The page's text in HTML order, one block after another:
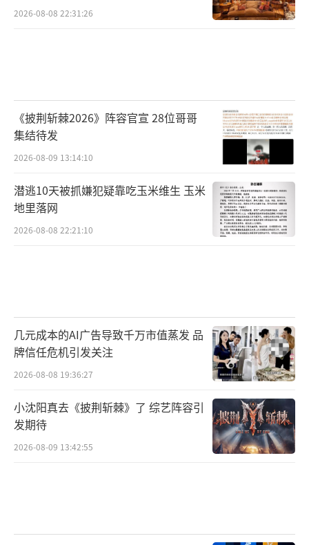
2026-08-08 22:31:26
《披荆斩棘2026》阵容官宣 28位哥哥
集结待发
2026-08-09 13:14:10
潜逃10天被抓嫌犯疑靠吃玉米维生 玉米
地里落网
2026-08-08 22:21:10
几元成本的AI广告导致千万市值蒸发 品
牌信任危机引发关注
2026-08-08 19:36:27
小沈阳真去《披荆斩棘》了 综艺阵容引
发期待
2026-08-09 13:42:55